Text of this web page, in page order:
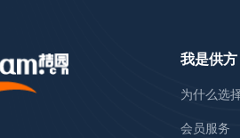
我是供方
为什么选
会员服务